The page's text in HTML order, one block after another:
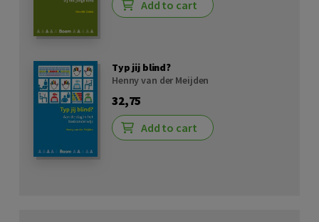
Add to cart
Typ jij blind?
Henny van der Meijden
32,75
Add to cart